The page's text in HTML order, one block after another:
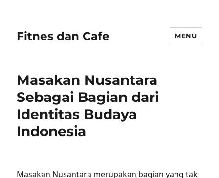
Fitnes dan Cafe MENU
Masakan Nusantara
Sebagai Bagian dari
Identitas Budaya
Indonesia
Masakan Nusantara merupakan bagian yang tak